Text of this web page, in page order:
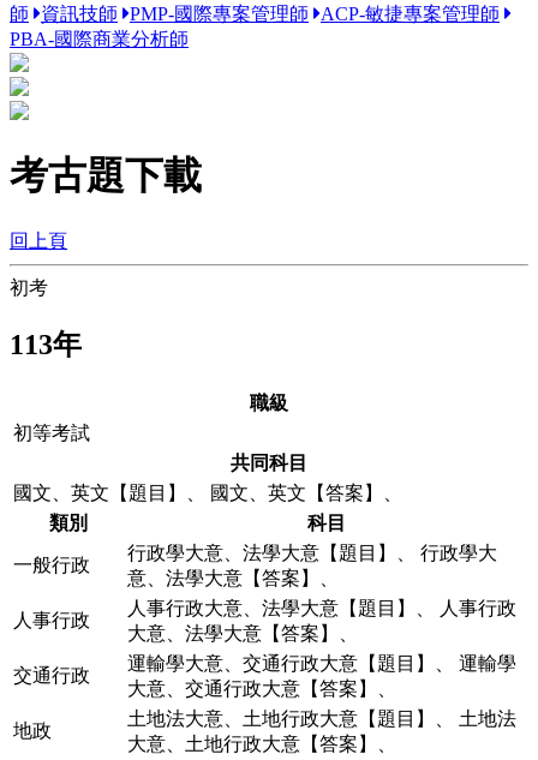
師
資訊技師 PMP-國際專案管理師
ACP-敏捷專案管理師
PBA-國際商業分析師
考古題下載
回上頁
初考
113年
職級
初等考試
共同科目
國文、英文【題目】
國文、英文【答案】
類別
科目
一般行政
行政學大意、法學大意【題目】
行政學大
意、法學大意【答案】
人事行政
人事行政大意、法學大意【題目】
人事行政
大意、法學大意【答案】
交通行政
運輸學大意、交通行政大意【題目】
運輸學
大意、交通行政大意【答案】
地政
土地法大意、土地行政大意【題目】
土地法
大意、土地行政大意【答案】